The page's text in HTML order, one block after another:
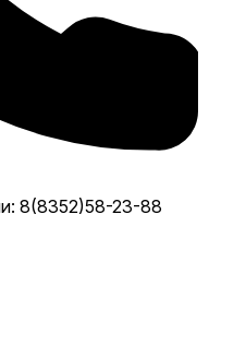
8(8352)58-23-88